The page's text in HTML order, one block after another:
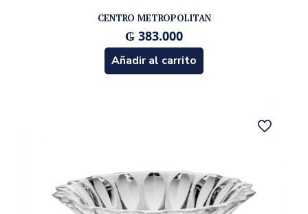
CENTRO METROPOLITAN
₲ 383.000
Añadir al carrito